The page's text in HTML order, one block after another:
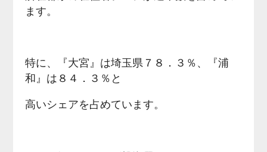
ます。
特に、『大宮』は埼玉県７８．３％、『浦
和』は８４．３％と
高いシェアを占めています。